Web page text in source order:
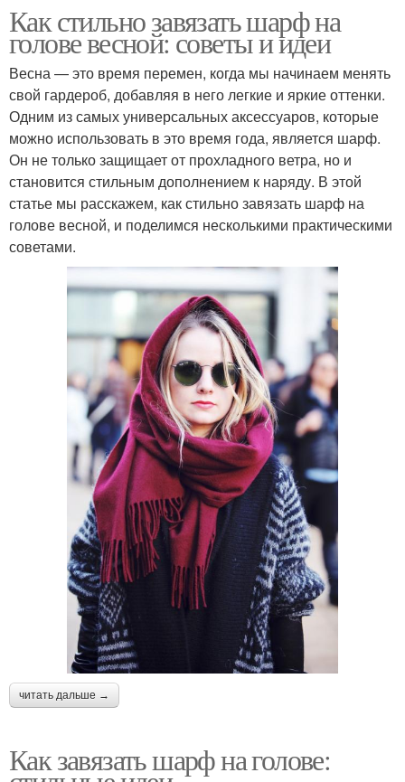
Как стильно завязать шарф на
голове весной: советы и идеи
Весна — это время перемен, когда мы начинаем менять
свой гардероб, добавляя в него легкие и яркие оттенки.
Одним из самых универсальных аксессуаров, которые
можно использовать в это время года, является шарф.
Он не только защищает от прохладного ветра, но и
становится стильным дополнением к наряду. В этой
статье мы расскажем, как стильно завязать шарф на
голове весной, и поделимся несколькими практическими
советами.
читать дальше →
Как завязать шарф на голове: